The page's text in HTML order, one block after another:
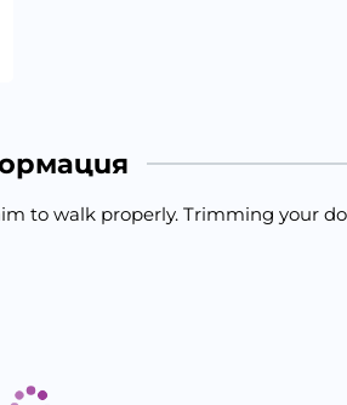
to walk properly. Trimming your